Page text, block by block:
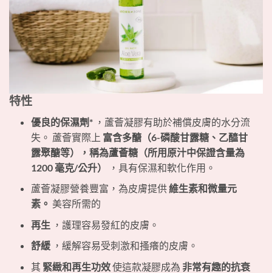
特性
優良的保濕劑* ，蘆薈凝膠有助於補償皮膚的水分流
失。 蘆薈實際上 富含多醣（6-磷酸甘露糖、乙醯甘
露聚醣等），稱為蘆薈糖（所用原汁中保證含量為
1200 毫克/公升）
，具有保濕和軟化作用。
蘆薈凝膠營養豐富，為皮膚提供維生素和微量元
素。 美容所需的
再生 ，護理容易發紅的皮膚。
舒緩 ，緩解容易受刺激和搔癢的皮膚。
其 緊緻和再生功效使這款凝膠成為 非常有趣的抗衰